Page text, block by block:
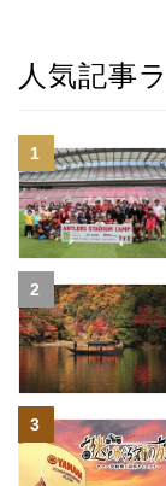
人気記事